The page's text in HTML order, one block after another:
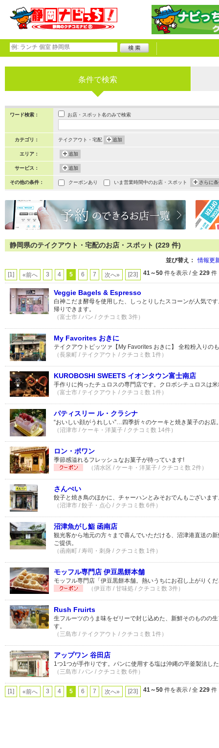
条件で検索
ワード検索： お店・スポット名のみで検索
カテゴリ： テイクアウト・宅配 追加
エリア： 追加
サービス： 追加
その他の条件： クーポンあり いま営業時間中のお店・スポット さらに
静岡県のテイクアウト・宅配のお店・スポット (229 件)
並び替え： 情報更
[1] «前へ 3 4 5 6 7 次へ» [23] 41～50 件を表示 / 全 229 件
Veggie Bagels & Espresso
白神こだま酵母を使用した、しっとりしたスコーンが人気で
帰りできます。
（富士市 / パン / クチコミ数 3件）
My Favorites おきに
テイクアウトピッツァ【My Favorites おきに】 全粒粉入りの
（長泉町 / テイクアウト / クチコミ数 1件）
KUROBOSHI SWEETS イオンタウン富士南店
手作りに拘ったチュロスの専門店です。クロボシチュロスは
（富士市 / テイクアウト / クチコミ数 1件）
パティスリー ル・クラシナ
“おいしい顔がうれしい”…四季折々のケーキと焼き菓子のお店
（沼津市 / ケーキ・洋菓子 / クチコミ数 14件）
ロン・ポワン
季節感溢れるフレッシュなお菓子が待っています!
（清水区 / ケーキ・洋菓子 / クチコミ数 2件）
さんぺい
餃子と焼き鳥のほかに、チャーハンとみそおでんもございま
（沼津市 / 餃子・点心 / クチコミ数 6件）
沼津魚がし鮨 函南店
観光客から地元の方々まで喜んでいただける、沼津港直送の
ご提供。
（函南町 / 寿司・刺身 / クチコミ数 1件）
モッフル専門店 伊豆黒餅本舗
モッフル専門店「伊豆黒餅本舗。熱いうちにお召し上がりく
（伊豆市 / 甘味処 / クチコミ数 3件）
Rush Fruirts
生フルーツのうま味をゼリーで封じ込めた、新鮮そのものの
す。
（三島市 / テイクアウト / クチコミ数 1件）
アップワン 谷田店
1つ1つが手作りです。パンに使用する塩は沖縄の平釜製法し
（三島市 / パン / クチコミ数 6件）
[1] «前へ 3 4 5 6 7 次へ» [23] 41～50 件を表示 / 全 229 件